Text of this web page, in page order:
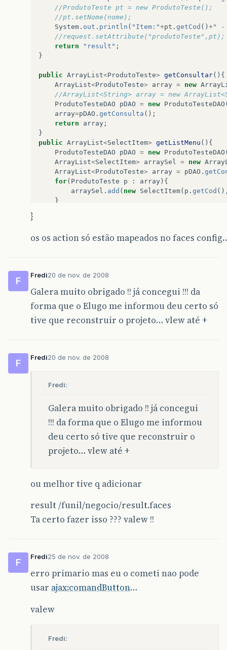
//ProdutoTeste pt = new ProdutoTeste();
//pt.setNome(nome);
System . out . println ( "Item:"+pt . getCod () +" -
//request.setAttribute("produtoTeste",pt);
return
"result" ;
}
public ArrayList<ProdutoTeste> getConsultar(){
ArrayList<ProdutoTeste> array = new
//ArrayList<String> array = new
ProdutoTesteDAO
pDAO = new ProdutoTesteDAO
array=pDAO . getConsulta ();
return
array ;
}
public ArrayList<SelectItem> getListMenu (){
ProdutoTesteDAO
pDAO = new ProdutoTesteDAO
ArrayList<SelectItem> arraySel = new
ArrayList<ProdutoTeste> array = pDAO .
for( ProdutoTeste p : array ){
arraySel . add ( new SelectItem( p . getCod
}
}
os os action só estão mapeados no faces
F
Fredi20 de nov. de 2008
Galera muito obrigado !! já concegui !!! da
forma que o Elugo me informou deu certo só
tive que reconstruir o projeto… vlew até +
F
Fredi20 de nov. de 2008
Fredi:
Galera muito obrigado !! já concegui
!!! da forma que o Elugo me informou
deu certo só tive que reconstruir o
projeto… vlew até +
ou melhor tive q adicionar
result /funil/negocio/result.faces
Ta certo fazer isso ??? valew !!
F
Fredi25 de nov. de 2008
erro primario mas eu o cometi nao pode
usar ajax:comandButton…
valew
Fredi: